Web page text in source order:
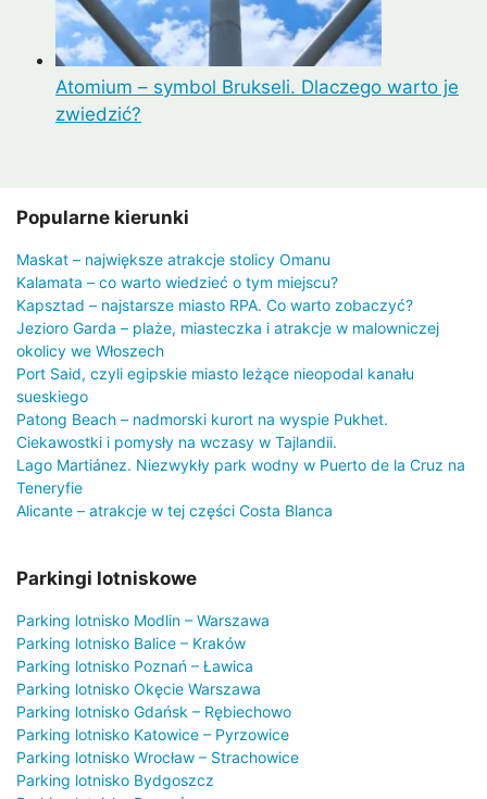
Atomium – symbol Brukseli. Dlaczego warto je
zwiedzić?
Popularne kierunki
Maskat – największe atrakcje stolicy Omanu
Kalamata – co warto wiedzieć o tym miejscu?
Kapsztad – najstarsze miasto RPA. Co warto zobaczyć?
Jezioro Garda – plaże, miasteczka i atrakcje w malowniczej
okolicy we Włoszech
Port Said, czyli egipskie miasto leżące nieopodal kanału
sueskiego
Patong Beach – nadmorski kurort na wyspie Pukhet.
Ciekawostki i pomysły na wczasy w Tajlandii.
Lago Martiánez. Niezwykły park wodny w Puerto de la Cruz na
Teneryfie
Alicante – atrakcje w tej części Costa Blanca
Parkingi lotniskowe
Parking lotnisko Modlin – Warszawa
Parking lotnisko Balice – Kraków
Parking lotnisko Poznań – Ławica
Parking lotnisko Okęcie Warszawa
Parking lotnisko Gdańsk – Rębiechowo
Parking lotnisko Katowice – Pyrzowice
Parking lotnisko Wrocław – Strachowice
Parking lotnisko Bydgoszcz